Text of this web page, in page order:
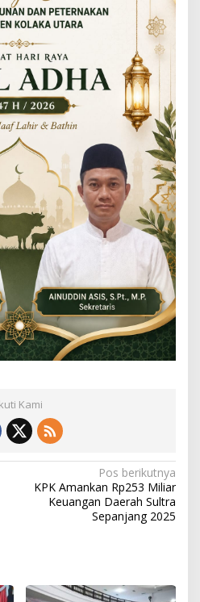
Kami
Pos berikutnya
KPK Amankan Rp253 Miliar
Keuangan Daerah Sultra
Sepanjang 2025